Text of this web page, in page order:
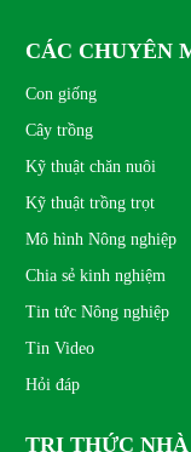
CÁC CHUYÊN
Con giống
Cây trồng
Kỹ thuật chăn nuôi
Kỹ thuật trồng trọt
Mô hình Nông nghiệp
Chia sẻ kinh nghiệm
Tin tức Nông nghiệp
Tin Video
Hỏi đáp
TRI THỨC NHÀ